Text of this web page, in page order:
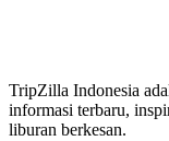
TripZilla Indonesia
informasi terbaru,
liburan berkesan.